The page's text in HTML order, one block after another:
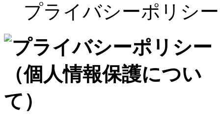
プライバシーポリシー